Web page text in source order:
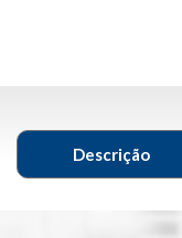
Descrição